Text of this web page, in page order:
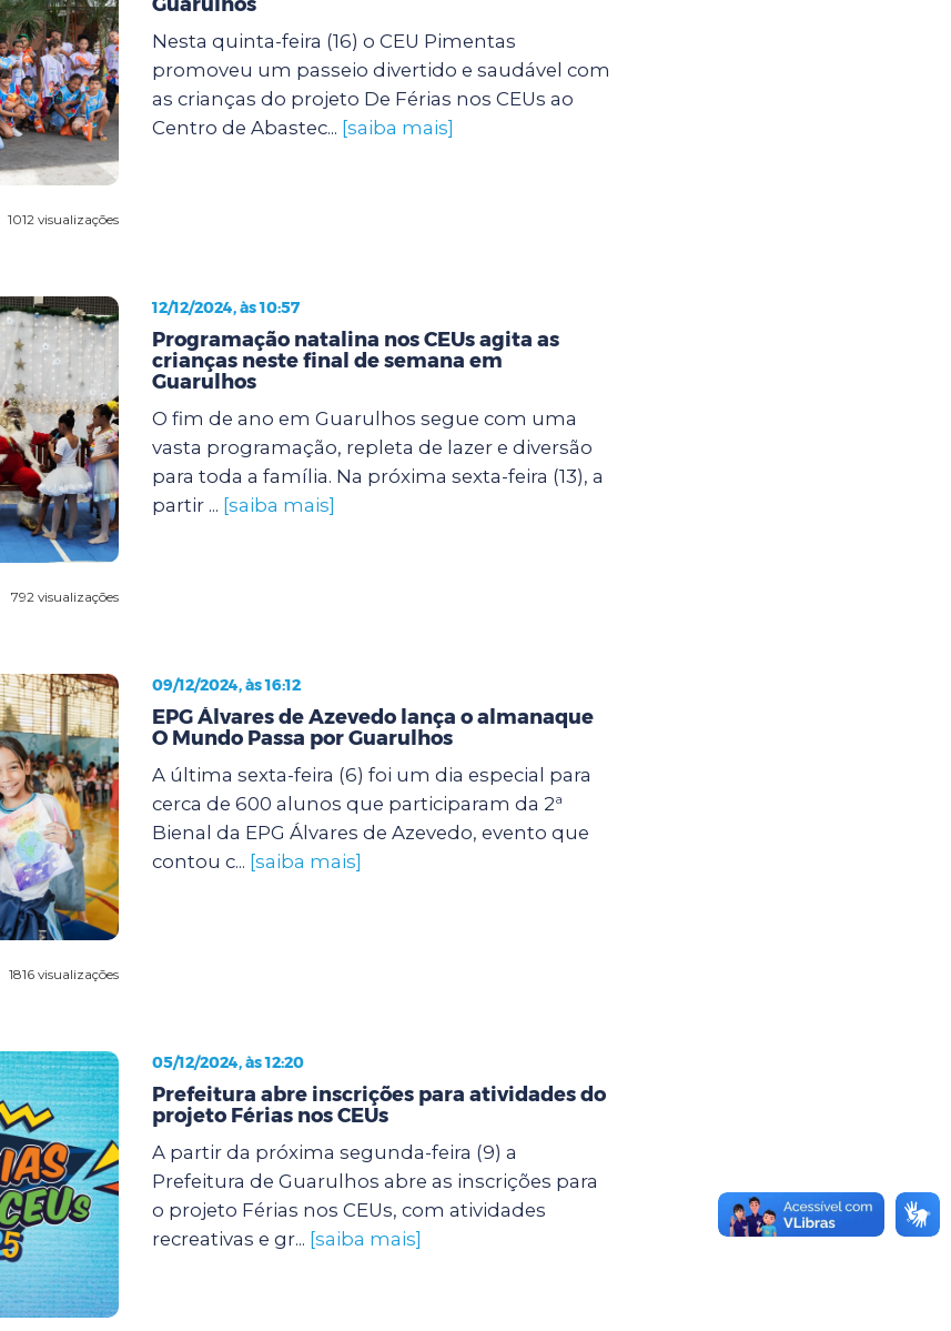
1012 visualizações
Nesta quinta-feira (16) o CEU Pimentas
promoveu um passeio divertido e saudável com
as crianças do projeto De Férias nos CEUs ao
Centro de Abastec... [saiba mais]
792 visualizações
12/12/2024, às 10:57
Programação natalina nos CEUs agita as
crianças neste final de semana em
Guarulhos
O fim de ano em Guarulhos segue com uma
vasta programação, repleta de lazer e diversão
para toda a família. Na próxima sexta-feira (13), a
partir ... [saiba mais]
1816 visualizações
09/12/2024, às 16:12
EPG Álvares de Azevedo lança o almanaque
O Mundo Passa por Guarulhos
A última sexta-feira (6) foi um dia especial para
cerca de 600 alunos que participaram da 2ª
Bienal da EPG Álvares de Azevedo, evento que
contou c... [saiba mais]
05/12/2024, às 12:20
Prefeitura abre inscrições para atividades do
projeto Férias nos CEUs
A partir da próxima segunda-feira (9) a
Prefeitura de Guarulhos abre as inscrições para
o projeto Férias nos CEUs, com atividades
recreativas e gr... [saiba mais]